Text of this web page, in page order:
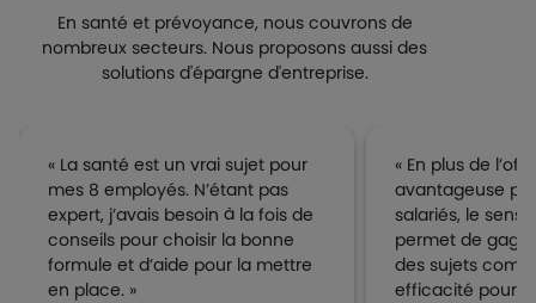
En santé et prévoyance, nous couvrons de
nombreux secteurs. Nous proposons aussi des
solutions d'épargne d'entreprise.
« La santé est un vrai sujet pour
mes 8 employés. N’étant pas
expert, j’avais besoin à la fois de
conseils pour choisir la bonne
formule et d’aide pour la mettre
en place. »
« En plus de
avantageuse
salariés, le sens
permet de
des sujets
efficacité pour